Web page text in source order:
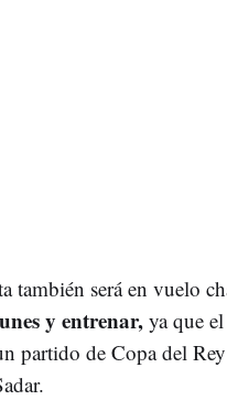
también será en vuelo
y entrenar, ya que
partido de Copa del